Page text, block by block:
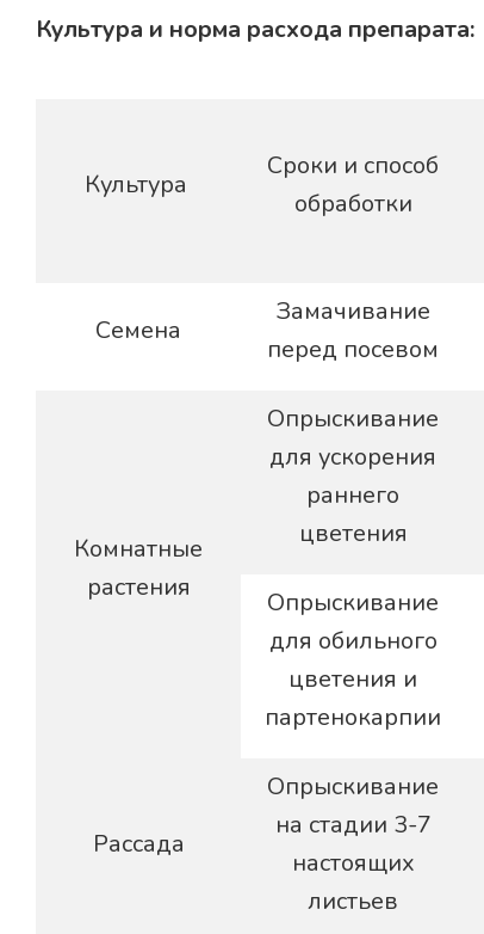
Культура и норма расхода препарата:
Культура
Сроки и способ
обработки
Семена
Замачивание
перед посевом
Комнатные
растения
Опрыскивание
для ускорения
раннего
цветения
Опрыскивание
для обильного
цветения и
партенокарпии
Рассада
Опрыскивание
на стадии 3-7
настоящих
листьев